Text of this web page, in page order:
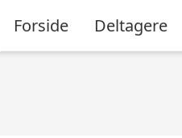
Forside Deltagere